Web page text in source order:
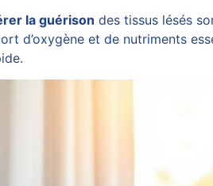
la guérison des tissus lésés
d’oxygène et de nutriments